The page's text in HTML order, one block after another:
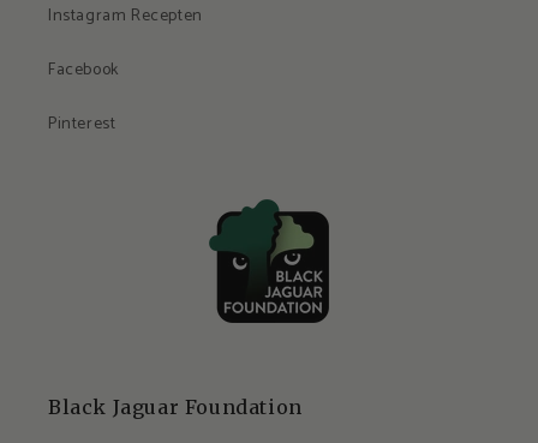
Instagram Recepten
Facebook
Pinterest
Black Jaguar Foundation